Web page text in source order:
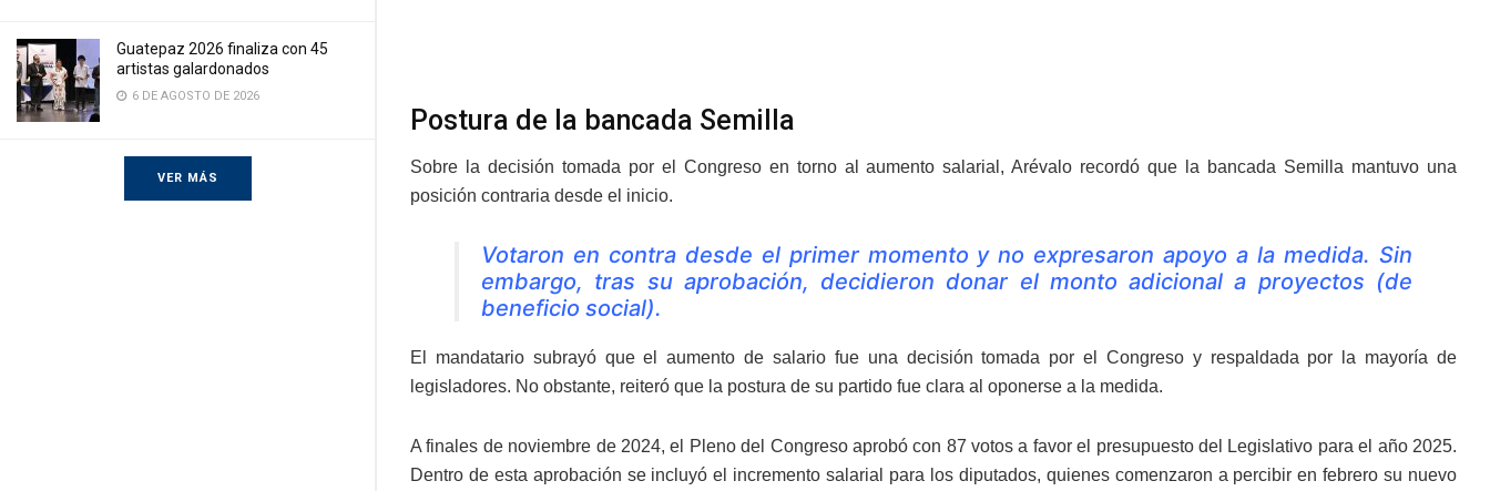
Guatepaz 2026 finaliza con 45
artistas galardonados
6 DE AGOSTO DE 2026
VER MÁS
Postura de la bancada Semilla
Sobre la decisión tomada por el Congreso en torno al aumento salarial, Arévalo recordó que la bancada Semilla mantuvo una
posición contraria desde el inicio.
Votaron en contra desde el primer momento y no expresaron apoyo a la medida. Sin
embargo, tras su aprobación, decidieron donar el monto adicional a proyectos (de
beneficio social).
El mandatario subrayó que el aumento de salario fue una decisión tomada por el Congreso y respaldada por la mayoría de
legisladores. No obstante, reiteró que la postura de su partido fue clara al oponerse a la medida.
A finales de noviembre de 2024, el Pleno del Congreso aprobó con 87 votos a favor el presupuesto del Legislativo para el año 2025.
Dentro de esta aprobación se incluyó el incremento salarial para los diputados, quienes comenzaron a percibir en febrero su nuevo